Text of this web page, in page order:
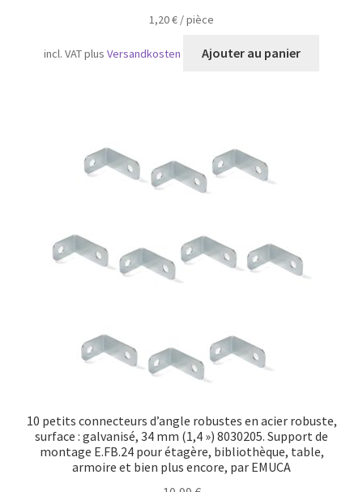
1,20€ /pièce
incl. VATplusVersandkosten Ajouter au panier
10 petits connecteurs d’angle robustes en acier robuste,
surface : galvanisé, 34 mm (1,4 ») 8030205. Support de
montage E.FB.24 pour étagère, bibliothèque, table,
armoire et bien plus encore, par EMUCA